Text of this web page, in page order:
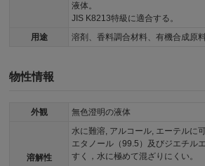
液体。
JIS K8213特級に適合する。
用途
溶剤、香料調合材料、有機合成原料
物性情報
外観 無色澄明の液体
溶解性
水に難溶, アルコール, エーテルに可
エタノール（99.5）及びジエチル
すく，水に極めて混ざりにくい。